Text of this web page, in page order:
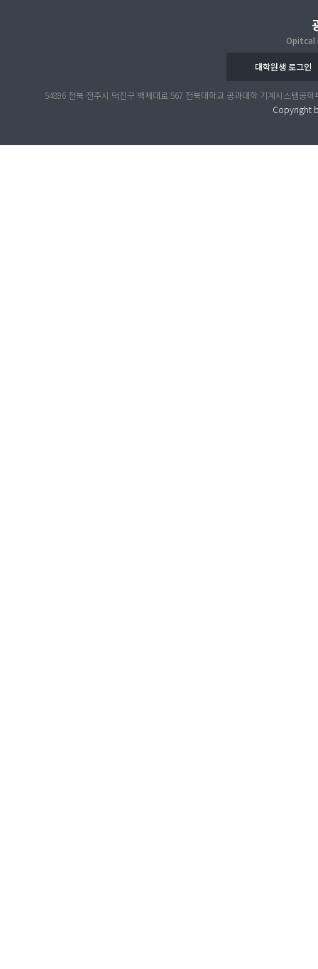
대학원생 로그인
54896 전북 전주시 덕진구 백제대로 567 전북대학교 공과대학 기계시스템
Copyright